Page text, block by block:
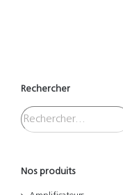
Rechercher
Nos produits